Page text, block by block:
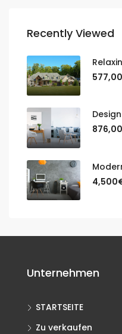
Recently Viewed
Unternehmen
STARTSEITE
Zu verkaufen